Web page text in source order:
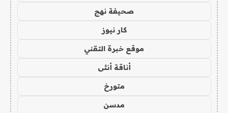
صحيفة نهج
كار نيوز
موقع خبرة التقني
أناقة أنثى
متورخ
مدسن